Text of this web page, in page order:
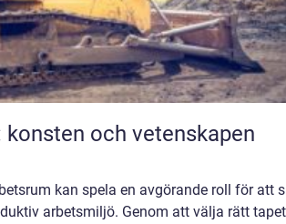
konsten och vetenskapen
kan spela en avgörande roll för att
arbetsmiljö. Genom att välja rätt